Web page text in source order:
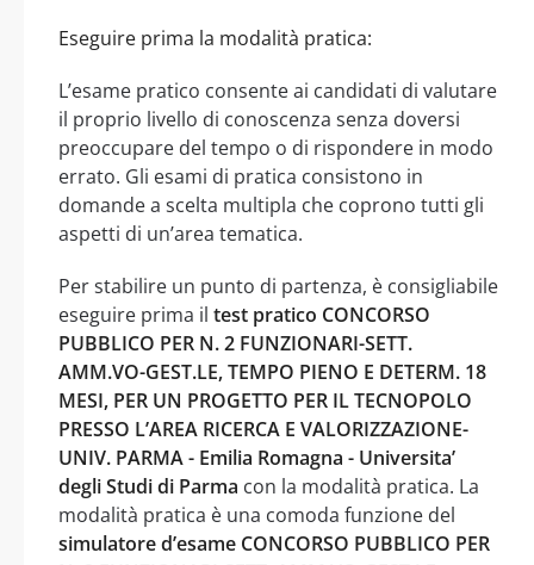
Eseguire prima la modalità pratica:
L’esame pratico consente ai candidati di valutare
il proprio livello di conoscenza senza doversi
preoccupare del tempo o di rispondere in modo
errato. Gli esami di pratica consistono in
domande a scelta multipla che coprono tutti gli
aspetti di un’area tematica.
Per stabilire un punto di partenza, è consigliabile
eseguire prima il test pratico CONCORSO
PUBBLICO PER N. 2 FUNZIONARI-SETT.
AMM.VO-GEST.LE, TEMPO PIENO E DETERM. 18
MESI, PER UN PROGETTO PER IL TECNOPOLO
PRESSO L’AREA RICERCA E VALORIZZAZIONE-
UNIV. PARMA - Emilia Romagna - Universita’
degli Studi di Parma con la modalità pratica. La
modalità pratica è una comoda funzione del
simulatore d’esame CONCORSO PUBBLICO PER